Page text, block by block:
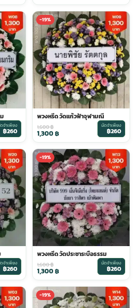
จำเพียง
฿260
-19%
พวงหรีด วัดแก้วฟ้าจุฬามณี
1,600฿
1,300฿
มัดจำเพียง
฿260
จำเพียง
฿260
-19%
พวงหรีด วัดประชาระบือธรรม
1,600฿
1,300฿
มัดจำเพียง
฿260
-19%